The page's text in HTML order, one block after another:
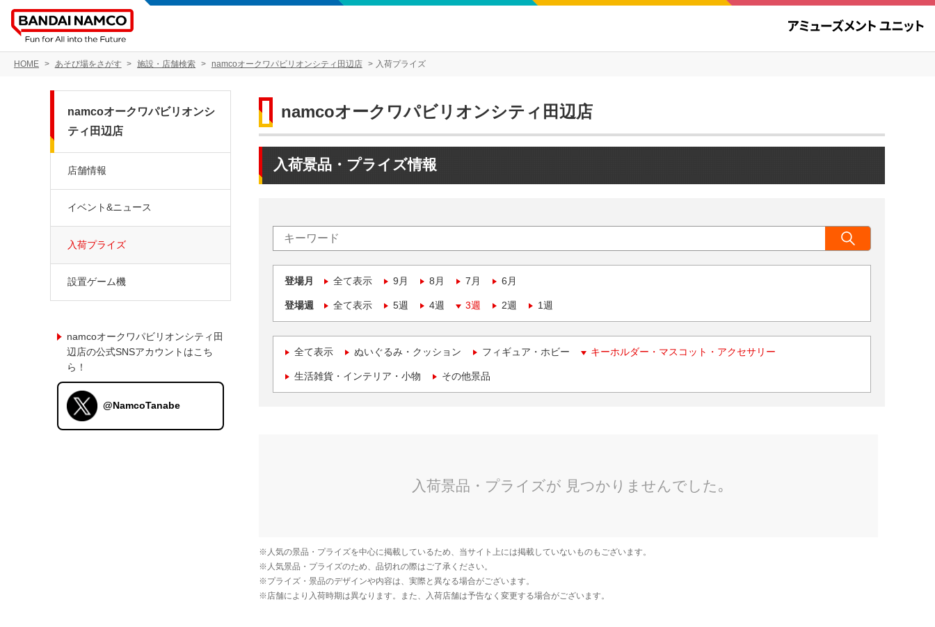
HOME あそび場をさがす 施設・店舗検索 namcoオークワパビリオンシティ田辺店 入荷プライズ
namcoオークワパビリオンシティ田辺店
入荷景品・プライズ情報
登場月 全て表示 9月 8月 7月 6月
登場週 全て表示 5週 4週 3週 2週 1週
全て表示 ぬいぐるみ・クッション フィギュア・ホビー キーホルダー・マスコット・アクセサリー
生活雑貨・インテリア・小物 その他景品
namcoオークワパビリオンシ
ティ田辺店
店舗情報
イベント&ニュース
入荷プライズ
設置ゲーム機
namcoオークワパビリオンシティ田
辺店の公式SNSアカウントはこち
ら！
@NamcoTanabe